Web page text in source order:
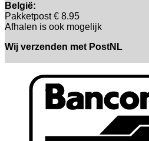
België:
Pakketpost € 8.95
Afhalen is ook mogelijk
Wij verzenden met PostNL